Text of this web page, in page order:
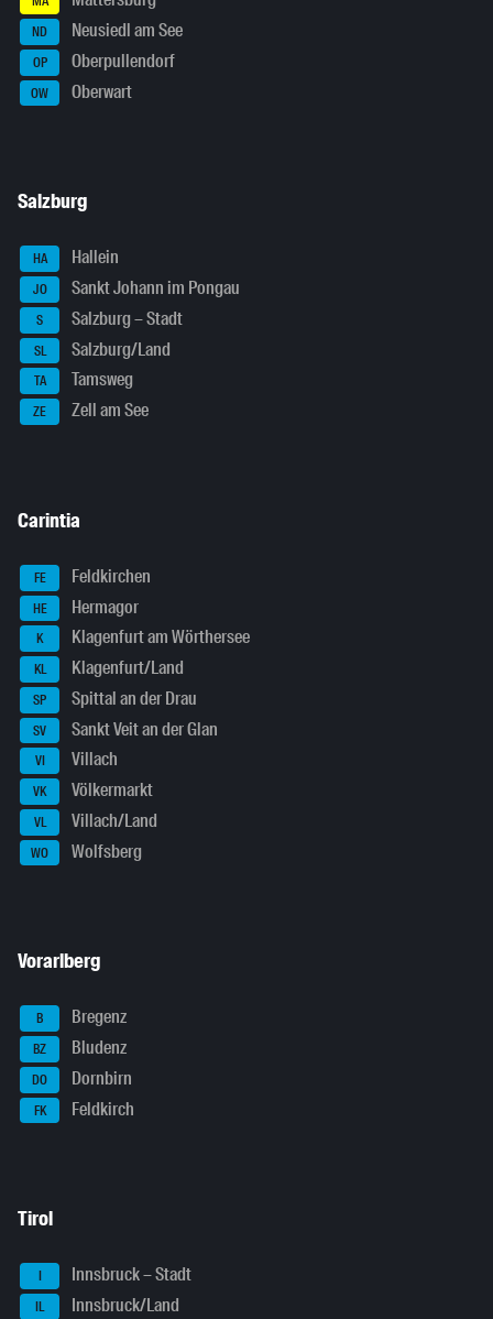
ND Neusiedl am See
OP Oberpullendorf
OW Oberwart
Salzburg
HA Hallein
JO Sankt Johann im Pongau
S Salzburg – Stadt
SL Salzburg/Land
TA Tamsweg
ZE Zell am See
Carintia
FE Feldkirchen
HE Hermagor
K Klagenfurt am Wörthersee
KL Klagenfurt/Land
SP Spittal an der Drau
SV Sankt Veit an der Glan
VI Villach
VK Völkermarkt
VL Villach/Land
WO Wolfsberg
Vorarlberg
B Bregenz
BZ Bludenz
DO Dornbirn
FK Feldkirch
Tirol
I Innsbruck – Stadt
IL Innsbruck/Land